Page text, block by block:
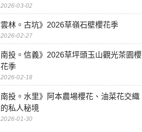
2026-03-02
雲林。古坑》2026草嶺石壁櫻花季
2026-02-27
南投。信義》2026草坪頭玉山觀光茶園櫻
花季
2026-02-18
南投。水里》阿本農場櫻花、油菜花交織
的私人秘境
2026-01-30